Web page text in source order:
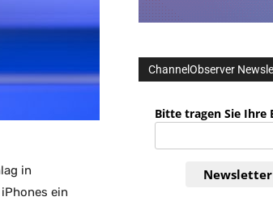
in
ein
ChannelObserver
Bitte tragen Sie Ihre